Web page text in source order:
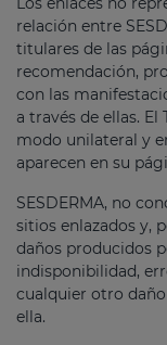
relación entre
titulares de las
recomendación,
con las
a través de ellas.
modo unilateral y
aparecen en su
SESDERMA, no
sitios enlazados y,
daños producidos
indisponibilidad,
cualquier otro
ella.